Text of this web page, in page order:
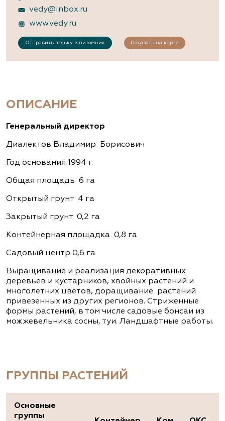
vedy@inbox.ru
www.vedy.ru
Отправить заявку в питомник Показать на карте
ОПИСАНИЕ
Генеральный директор
Диалектов Владимир Борисович
Год основания 1994 г.
Общая площадь 6 га
Открытый грунт 4 га
Закрытый грунт 0,2 га
Контейнерная площадка 0,8 га
Садовый центр 0,6 га
Выращивание и реализация декоративных
деревьев и кустарников, хвойных растений и
многолетних цветов, доращивание растений
привезенных из других регионов. Стриженные
формы растений, в том числе садовые бонсаи из
можжевельника сосны, туи. Ландшафтные работы.
ГРУППЫ РАСТЕНИЙ
Основные
группы